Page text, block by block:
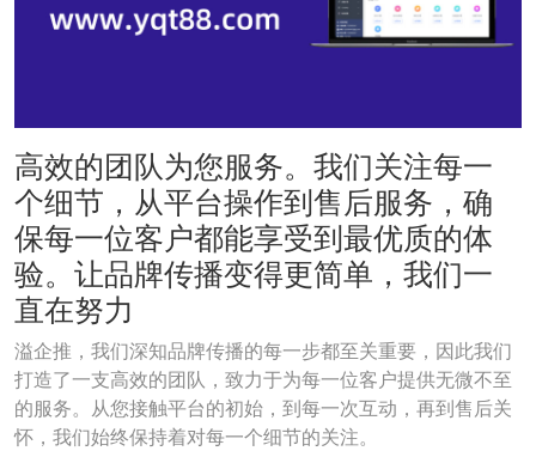
高效的团队为您服务。我们关注每一
个细节，从平台操作到售后服务，确
保每一位客户都能享受到最优质的体
验。让品牌传播变得更简单，我们一
直在努力
溢企推，我们深知品牌传播的每一步都至关重要，因此我们
打造了一支高效的团队，致力于为每一位客户提供无微不至
的服务。从您接触平台的初始，到每一次互动，再到售后关
怀，我们始终保持着对每一个细节的关注。